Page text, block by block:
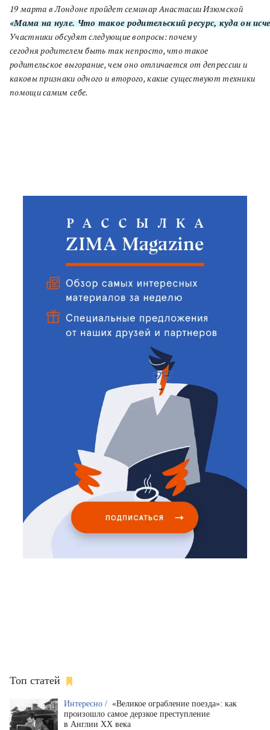
19 марта в Лондоне пройдет семинар Анастасии Изюмской
«Мама на нуле. Что такое родительский ресурс, куда он
Участники обсудят следующие вопросы: почему
сегодня родителем быть так непросто, что такое
родительское выгорание, чем оно отличается от депрессии и
каковы признаки одного и второго, какие существуют техники
помощи самим себе.
Топ статей
Интересно / «Великое ограбление поезда»: как
произошло самое дерзкое преступление
в Англии XX века